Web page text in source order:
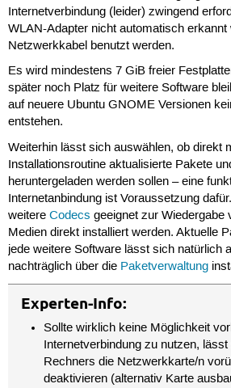
Internetverbindung (leider) zwingend
WLAN-Adapter nicht automatisch erkannt
Netzwerkkabel benutzt werden.
Es wird mindestens 7 GiB freier
später noch Platz für weitere Software
auf neuere Ubuntu GNOME Versionen
entstehen.
Weiterhin lässt sich auswählen, ob direkt
Installationsroutine aktualisierte Pakete
heruntergeladen werden sollen – eine
Internetanbindung ist Voraussetzung
weitere Codecs geeignet zur Wiedergabe
Medien direkt installiert werden. Aktuelle
jede weitere Software lässt sich natürlich
nachträglich über die Paketverwaltung
Experten-Info:
Sollte wirklich keine Möglichkeit
Internetverbindung zu nutzen,
Rechners die Netzwerkkarte/n
deaktivieren (alternativ Karte